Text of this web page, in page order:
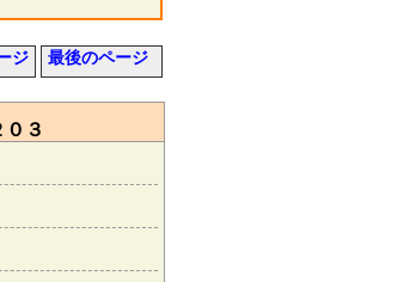
ジ 最後のページ
３